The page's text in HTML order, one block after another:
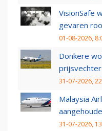
VisionSafe
gevaren
01-08-2026,
Donkere
31-07-2026,
Malaysia
31-07-2026,